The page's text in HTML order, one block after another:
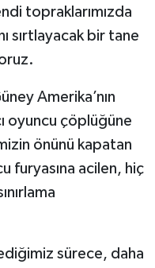
topraklarımızda
sırtlayacak bir tane
Amerika’nın
oyuncu çöplüğüne
önünü kapatan
furyasına acilen, hiç
sürece, daha